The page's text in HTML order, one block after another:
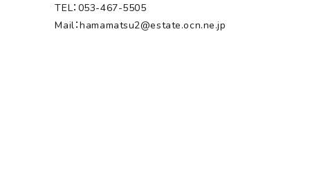
TEL：053-467-5505
Mail：hamamatsu2@estate.ocn.ne.jp